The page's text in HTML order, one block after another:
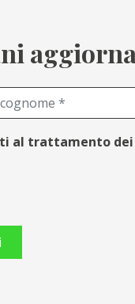
al trattamento